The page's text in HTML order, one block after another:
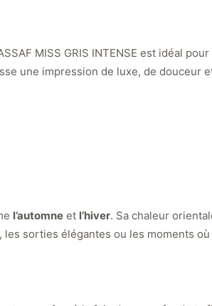
MISS GRIS INTENSE est idéal
une impression de luxe, de douceur
l’automne et l’hiver. Sa chaleur
sorties élégantes ou les moments